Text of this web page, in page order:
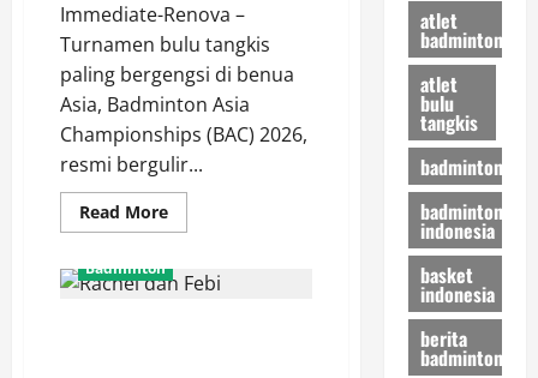
Immediate-Renova –
Turnamen bulu tangkis
paling bergengsi di benua
Asia, Badminton Asia
Championships (BAC) 2026,
resmi bergulir...
Read MoreRead
more
BAC
2026:
Badminton
atlet
badminton
atlet
bulu
tangkis
badminton
badminton
indonesia
basket
indonesia
berita
badminton